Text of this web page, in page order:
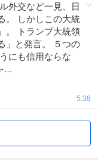
外交など一見、日
。 しかしこの大統
。 トランプ大統領
」と発言。 ５つの
にも信用ならな
…
5:38